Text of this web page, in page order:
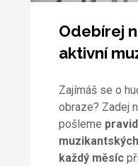
Odebírej
aktivní
Zajímáš se o
obraze? Zadej
pošleme
každý měsíc